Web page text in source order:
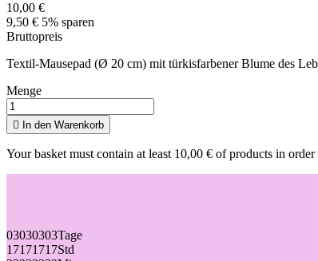
10,00 €
9,50 € 5% sparen
Bruttopreis
Textil-Mausepad (Ø 20 cm) mit türkisfarbener Blume des
Menge
 In den Warenkorb
Your basket must contain at least 10,00 € of products in
03030303Tage
17171717Std